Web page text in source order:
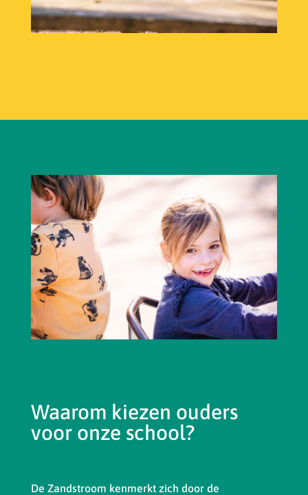
Waarom kiezen ouders
voor onze school?
De Zandstroom kenmerkt zich door de